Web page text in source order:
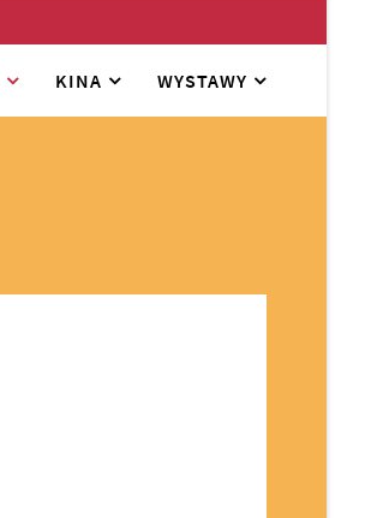
KINA WYSTAWY